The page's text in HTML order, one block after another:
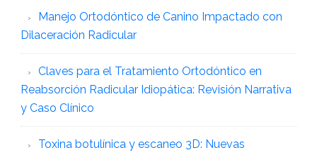
Manejo Ortodóntico de Canino Impactado con
Dilaceración Radicular
Claves para el Tratamiento Ortodóntico en
Reabsorción Radicular Idiopática: Revisión Narrativa
y Caso Clínico
Toxina botulínica y escaneo 3D: Nuevas